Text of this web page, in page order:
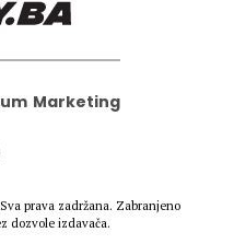
Marketing
Sva prava zadržana. Zabranjeno
dozvole izdavača.